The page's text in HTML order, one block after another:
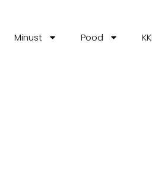
Minust Pood